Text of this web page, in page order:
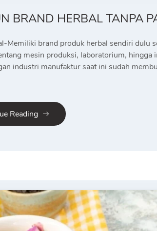
BRAND HERBAL TANPA
Memiliki brand produk herbal sendiri dulu
mesin produksi, laboratorium,
industri manufaktur saat ini sudah
Reading